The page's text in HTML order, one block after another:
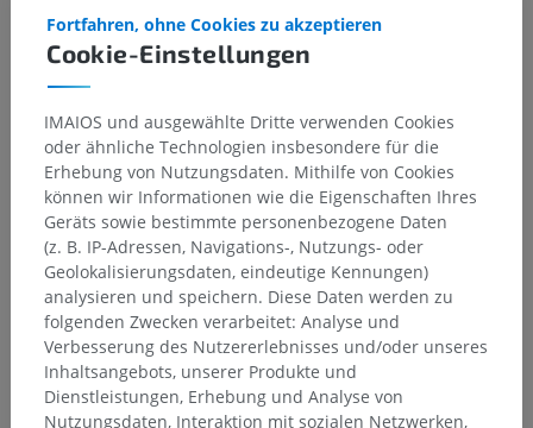
Nucleus visceralis
afferens
Rexed-Lamina VII.
Hinweis: Jede Art sensorischer Information wird letztlich im
Thalamus verschaltet, bevor sie den primären sensorischen
Kortex erreicht.
Stimmt diese Übersetzung nicht ganz?
Referenzen
Snell, R.S. (2010). ‘Chapter 4: The Spinal Cord and the Ascending and
Descending Tracts’, in
Clinical Neuroanatomy
. (7th ed.) Philadelphia:
Wolters Kluwer Health/Lippincott Williams & Wilkins, pp. 137-142.
Cookie-Einstellungen
Fortfahren, ohne Cookies zu akzeptieren
IMAIOS und ausgewählte Dritte verwenden Cookies
oder ähnliche Technologien insbesondere für die
Erhebung von Nutzungsdaten. Mithilfe von Cookies
können wir Informationen wie die Eigenschaften Ihres
Geräts sowie bestimmte personenbezogene Daten
(z. B. IP-Adressen, Navigations-, Nutzungs- oder
Geolokalisierungsdaten, eindeutige Kennungen)
analysieren und speichern. Diese Daten werden zu
folgenden Zwecken verarbeitet: Analyse und
Verbesserung des Nutzererlebnisses und/oder unseres
Inhaltsangebots, unserer Produkte und
Dienstleistungen, Erhebung und Analyse von
Nutzungsdaten, Interaktion mit sozialen Netzwerken,